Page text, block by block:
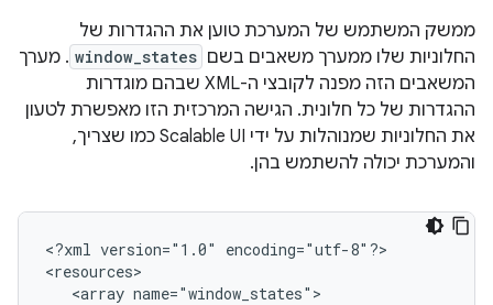
ממשק המשתמש של המערכת טוען את ההגדרות של
החלוניות שלו ממערך משאבים בשם window_states . מערך
המשאבים הזה מפנה לקובצי ה-XML שבהם מוגדרות
ההגדרות של כל חלונית. הגישה המרכזית הזו מאפשרת לטעון
את החלוניות שמנוהלות על ידי Scalable UI כמו שצריך,
והמערכת יכולה להשתמש בהן.
<?xml version="1.0"
encoding="utf-8"?>
<array